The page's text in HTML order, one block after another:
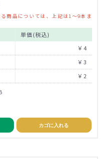
商品については、上記は1～9本ま
単価(税込)
￥4
￥3
￥2
カゴに入れる